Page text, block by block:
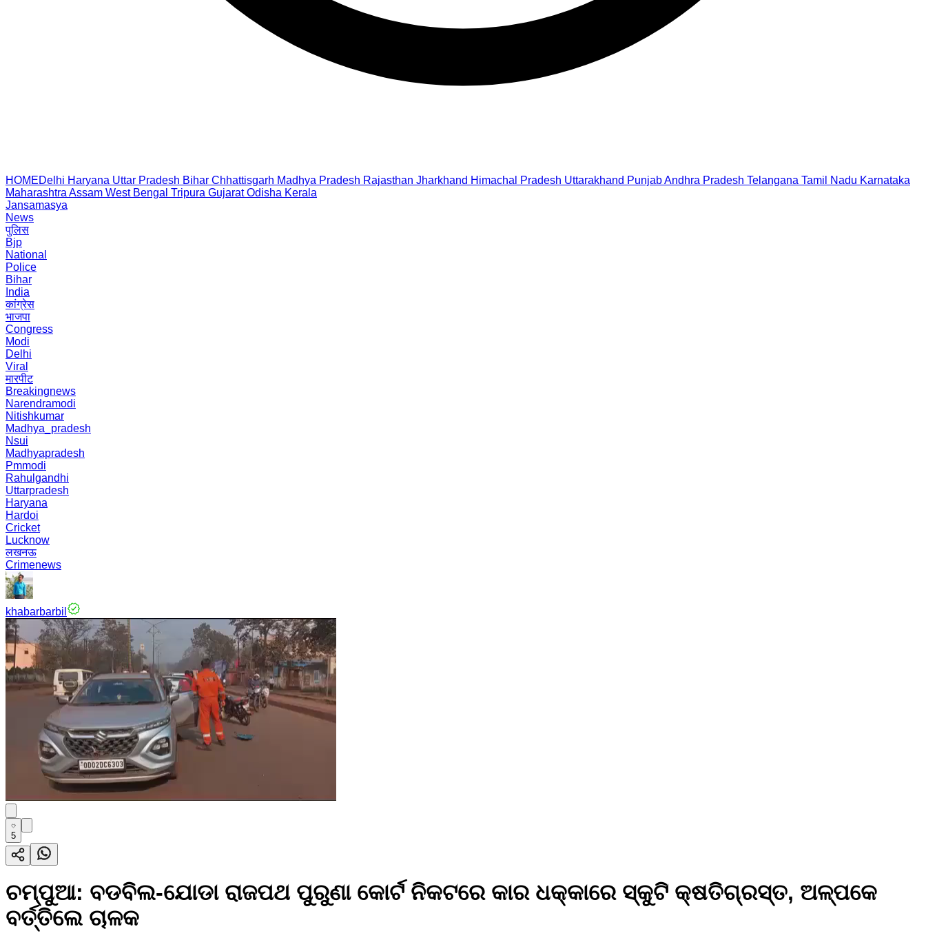
HOMEDelhi Haryana Uttar Pradesh Bihar Chhattisgarh Madhya Pradesh Rajasthan Jharkhand Himachal Pradesh Uttarakhand PunjabAndhra Pradesh Telangana Tamil Nadu Karnataka
Maharashtra Assam West Bengal Tripura Gujarat Odisha Kerala
Jansamasya
News
पुलिस
Bjp
National
Police
Bihar
India
कांग्रेस
भाजपा
Congress
Modi
Delhi
Viral
मारपीट
Breakingnews
Narendramodi
Nitishkumar
Madhya_pradesh
Nsui
Madhyapradesh
Pmmodi
Rahulgandhi
Uttarpradesh
Haryana
Hardoi
Cricket
Lucknow
लखनऊ
Crimenews
khabarbarbil
5
ଚମ୍ପୁଆ: ବଡବିଲ-ଯୋଡା ରାଜପଥ ପୁରୁଣା କୋର୍ଟ ନିକଟରେ କାର ଧକ୍କାରେ ସ୍କୁଟି କ୍ଷତିଗ୍ରସ୍ତ, ଅଳ୍ପକେ
ବର୍ତ୍ତିଲେ ଚାଳକ